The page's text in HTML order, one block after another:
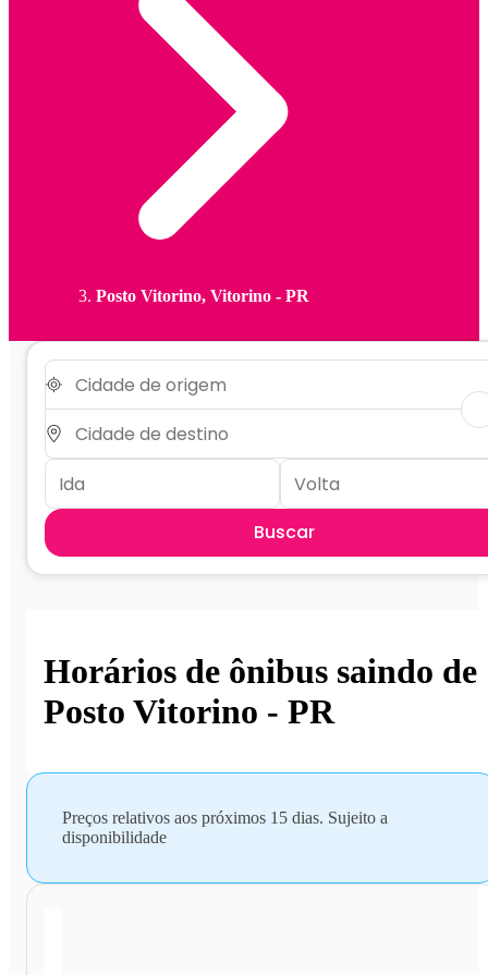
Posto Vitorino, Vitorino - PR
Buscar
Horários de ônibus saindo de
Posto Vitorino - PR
Preços relativos aos próximos 15 dias. Sujeito a
disponibilidade